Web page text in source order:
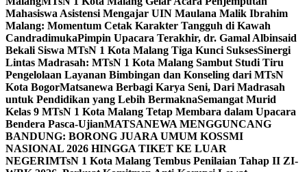
Mahasiswa Asistensi Mengajar UIN Maulana Malik Ibrahim
Malang: Momentum Cetak Karakter Tangguh di Kawah
CandradimukaPimpin Upacara Terakhir, dr. Gamal Albinsaid
Bekali Siswa MTsN 1 Kota Malang Tiga Kunci SuksesSinergi
Lintas Madrasah: MTsN 1 Kota Malang Sambut Studi Tiru
Pengelolaan Layanan Bimbingan dan Konseling dari MTsN
Kota BogorMatsanewa Berbagi Karya Seni, Dari Madrasah
untuk Pendidikan yang Lebih BermaknaSemangat Murid
Kelas 9 MTsN 1 Kota Malang Tetap Membara dalam Upacara
Bendera Pasca-UjianMATSANEWA MENGGUNCANG
BANDUNG: BORONG JUARA UMUM KOSSMI
NASIONAL 2026 HINGGA TIKET KE LUAR
NEGERIMTsN 1 Kota Malang Tembus Penilaian Tahap II ZI-